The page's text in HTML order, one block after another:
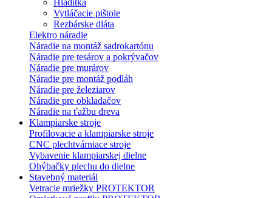
Hladítka
Vytláčacie pištole
Rezbárske dláta
Elektro náradie
Náradie na montáž sadrokartónu
Náradie pre tesárov a pokrývačov
Náradie pre murárov
Náradie pre montáž podláh
Náradie pre železiarov
Náradie pre obkladačov
Náradie na ťažbu dreva
Klampiarske stroje
Profilovacie a klampiarske stroje
CNC plechtvárniace stroje
Vybavenie klampiarskej dielne
Ohýbačky plechu do dielne
Stavebný materiál
Vetracie mriežky PROTEKTOR